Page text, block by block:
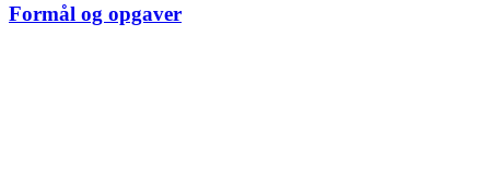
Formål og opgaver